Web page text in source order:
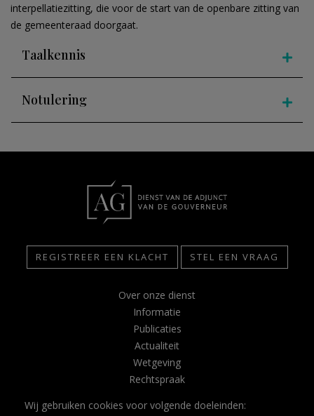
interpellatiezitting, die voor de start van de openbare zitting van
de gemeenteraad doorgaat.
Taalkennis
Notulering
REGISTREER EEN KLACHT STEL EEN VRAAG
Over onze dienst
Informatie
Publicaties
Actualiteit
Wetgeving
Rechtspraak
Glossarium
Wij gebruiken cookies voor volgende doeleinden: